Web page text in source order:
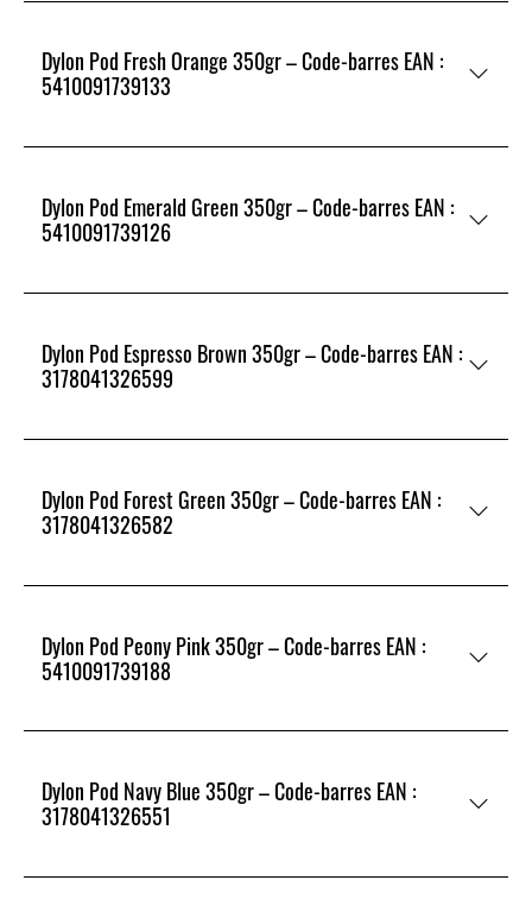
Dylon Pod Fresh Orange 350gr – Code-barres EAN :
5410091739133
Dylon Pod Emerald Green 350gr – Code-barres EAN :
5410091739126
Dylon Pod Espresso Brown 350gr – Code-barres EAN :
3178041326599
Dylon Pod Forest Green 350gr – Code-barres EAN :
3178041326582
Dylon Pod Peony Pink 350gr – Code-barres EAN :
5410091739188
Dylon Pod Navy Blue 350gr – Code-barres EAN :
3178041326551